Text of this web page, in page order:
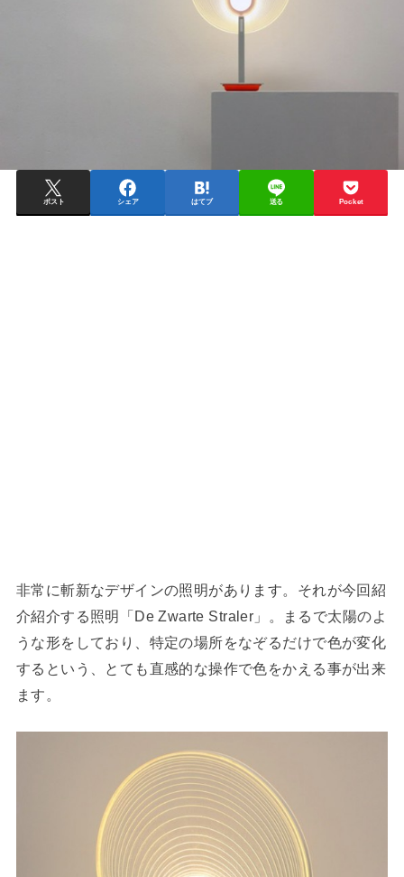
ポスト シェア はてブ 送る Pocket
非常に斬新なデザインの照明があります。それが今回紹
介紹介する照明「De Zwarte Straler」。まるで太陽のよ
うな形をしており、特定の場所をなぞるだけで色が変化
するという、とても直感的な操作で色をかえる事が出来
ます。